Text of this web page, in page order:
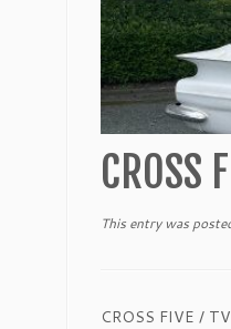
This entry was
CROSS FIVE /